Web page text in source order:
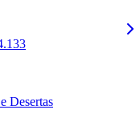
Desertas